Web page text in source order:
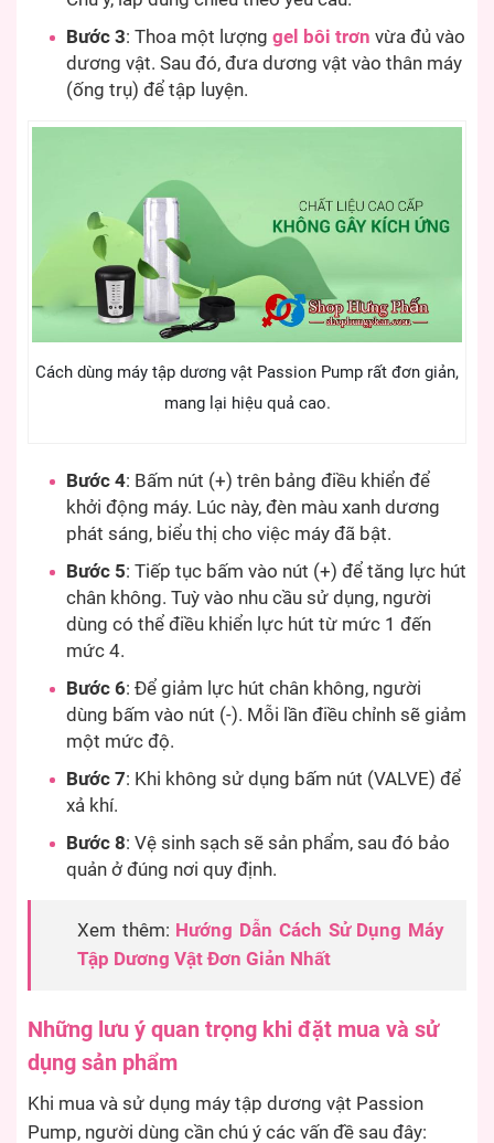
Bước 3: Thoa một lượng gel bôi trơn vừa đủ vào
dương vật. Sau đó, đưa dương vật vào thân máy
(ống trụ) để tập luyện.
Cách dùng máy tập dương vật Passion Pump rất đơn giản,
mang lại hiệu quả cao.
Bước 4: Bấm nút (+) trên bảng điều khiển để
khởi động máy. Lúc này, đèn màu xanh dương
phát sáng, biểu thị cho việc máy đã bật.
Bước 5: Tiếp tục bấm vào nút (+) để tăng lực hút
chân không. Tuỳ vào nhu cầu sử dụng, người
dùng có thể điều khiển lực hút từ mức 1 đến
mức 4.
Bước 6: Để giảm lực hút chân không, người
dùng bấm vào nút (-). Mỗi lần điều chỉnh sẽ giảm
một mức độ.
Bước 7: Khi không sử dụng bấm nút (VALVE) để
xả khí.
Bước 8: Vệ sinh sạch sẽ sản phẩm, sau đó bảo
quản ở đúng nơi quy định.
Xem thêm: Hướng Dẫn Cách Sử Dụng Máy
Tập Dương Vật Đơn Giản Nhất
Những lưu ý quan trọng khi đặt mua và sử
dụng sản phẩm
Khi mua và sử dụng máy tập dương vật Passion
Pump, người dùng cần chú ý các vấn đề sau đây: